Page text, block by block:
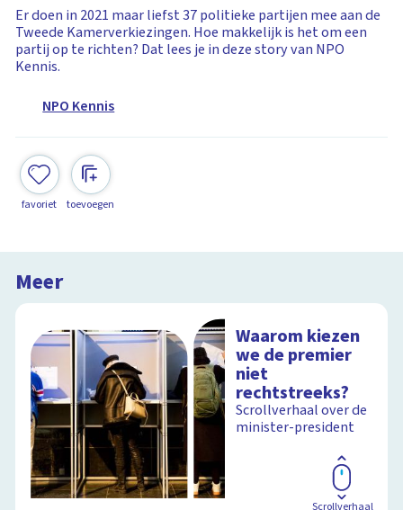
Er doen in 2021 maar liefst 37 politieke partijen mee aan de
Tweede Kamerverkiezingen. Hoe makkelijk is het om een
partij op te richten? Dat lees je in deze story van NPO
Kennis.
NPO Kennis
favoriet toevoegen
Meer
Waarom kiezen
we de premier
niet
rechtstreeks?
Scrollverhaal over de
minister-president